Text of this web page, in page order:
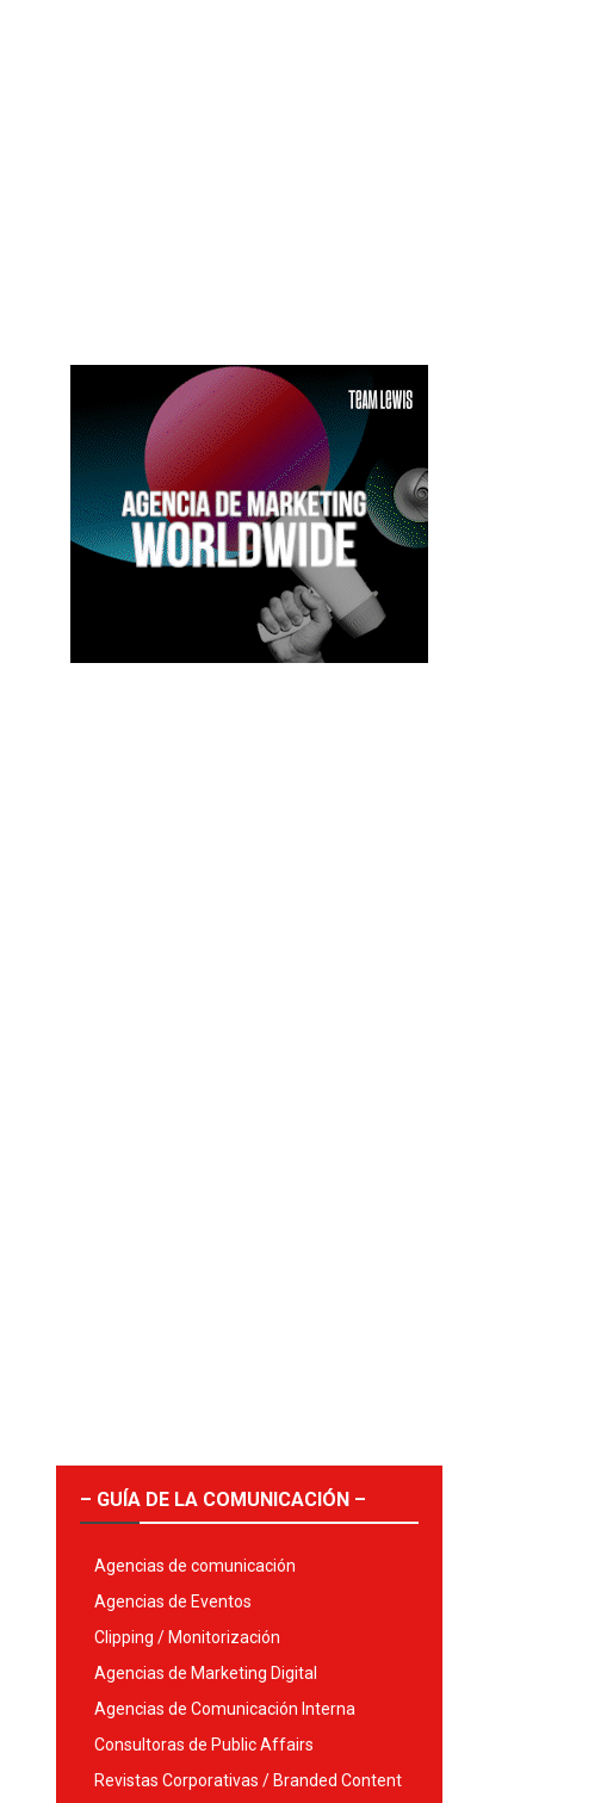
– GUÍA DE LA COMUNICACIÓN –
Agencias de comunicación
Agencias de Eventos
Clipping / Monitorización
Agencias de Marketing Digital
Agencias de Comunicación Interna
Consultoras de Public Affairs
Revistas Corporativas / Branded Content